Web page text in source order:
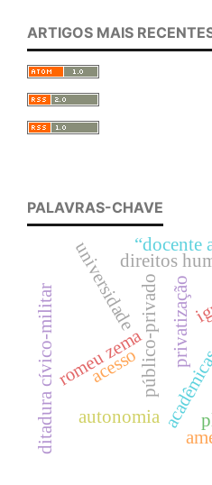
ARTIGOS MAIS
PALAVRAS-CHAVE
privatização
público-privado
romeu zema
universidade
acesso
ditadura cívico-militar
direitos
autonomia
“docente